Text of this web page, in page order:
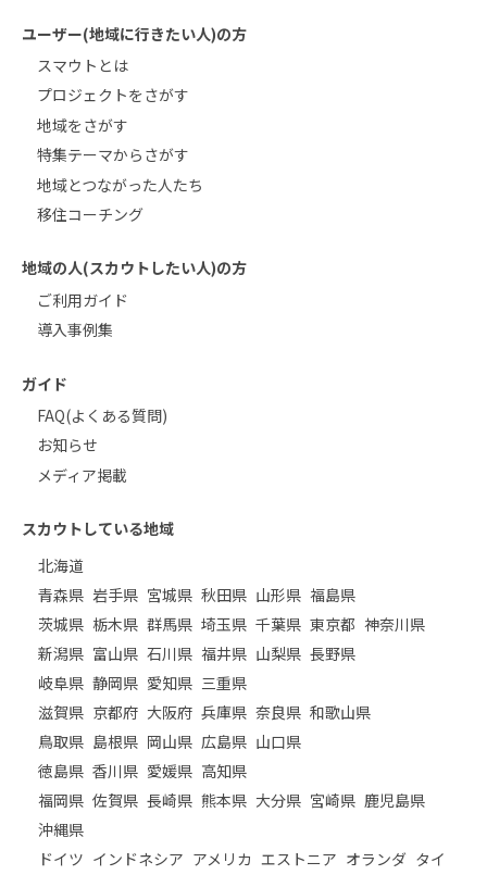
ユーザー(地域に行きたい人)の方
スマウトとは
プロジェクトをさがす
地域をさがす
特集テーマからさがす
地域とつながった人たち
移住コーチング
地域の人(スカウトしたい人)の方
ご利用ガイド
導入事例集
ガイド
FAQ(よくある質問)
お知らせ
メディア掲載
スカウトしている地域
北海道
青森県 岩手県 宮城県 秋田県 山形県 福島県
茨城県 栃木県 群馬県 埼玉県 千葉県 東京都 神奈川県
新潟県 富山県 石川県 福井県 山梨県 長野県
岐阜県 静岡県 愛知県 三重県
滋賀県 京都府 大阪府 兵庫県 奈良県 和歌山県
鳥取県 島根県 岡山県 広島県 山口県
徳島県 香川県 愛媛県 高知県
福岡県 佐賀県 長崎県 熊本県 大分県 宮崎県 鹿児島県
沖縄県
ドイツ インドネシア アメリカ エストニア オランダ タイ